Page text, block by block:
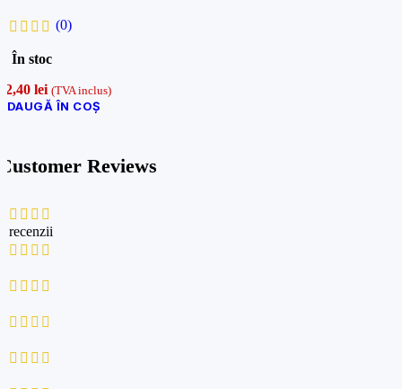
(0)
În stoc
lei (TVA inclus)
ÎN COȘ
Reviews
recenzii